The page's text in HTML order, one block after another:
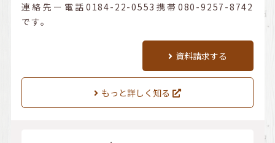
連絡先ー電話0184-22-0553携帯080-9257-8742
です。
資料請求する
もっと詳しく知る